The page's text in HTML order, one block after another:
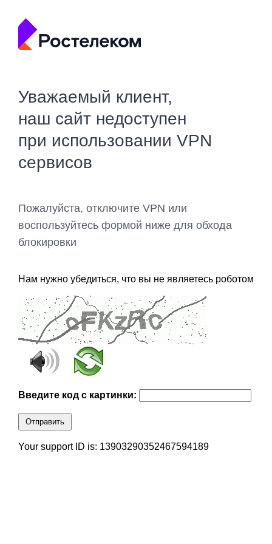
Уважаемый клиент,
наш сайт недоступен
при использовании VPN
сервисов
Пожалуйста, отключите VPN или
воспользуйтесь формой ниже для обхода
блокировки
Нам нужно убедиться, что вы не являетесь роботом
Введите код с картинки:
Отправить
Your support ID is: 13903290352467594189